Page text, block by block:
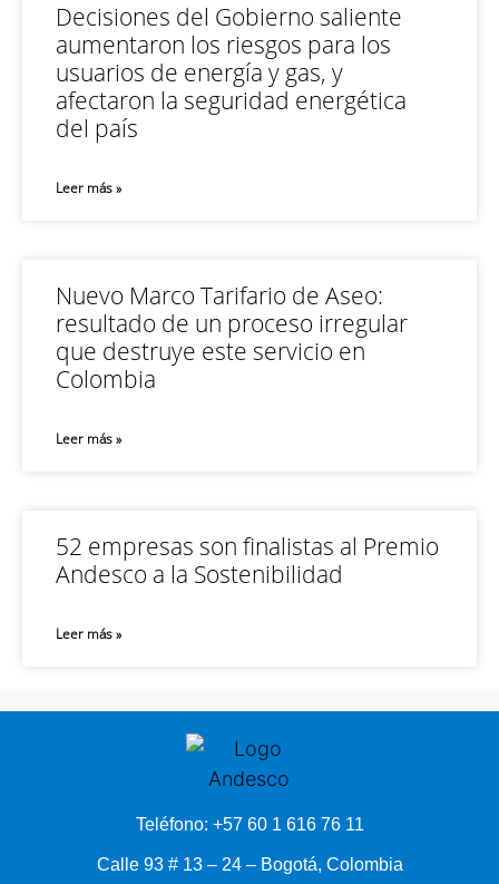
Decisiones del Gobierno saliente
aumentaron los riesgos para los
usuarios de energía y gas, y
afectaron la seguridad energética
del país
Leer más »
Nuevo Marco Tarifario de Aseo:
resultado de un proceso irregular
que destruye este servicio en
Colombia
Leer más »
52 empresas son finalistas al Premio
Andesco a la Sostenibilidad
Leer más »
Teléfono: +57 60 1 616 76 11
Calle 93 # 13 – 24 – Bogotá, Colombia